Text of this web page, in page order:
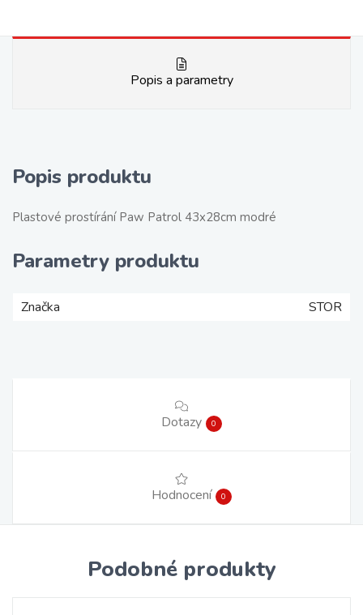
Popis a parametry
Popis produktu
Plastové prostírání Paw Patrol 43x28cm modré
Parametry produktu
Značka STOR
Dotazy 0
Hodnocení 0
Podobné produkty